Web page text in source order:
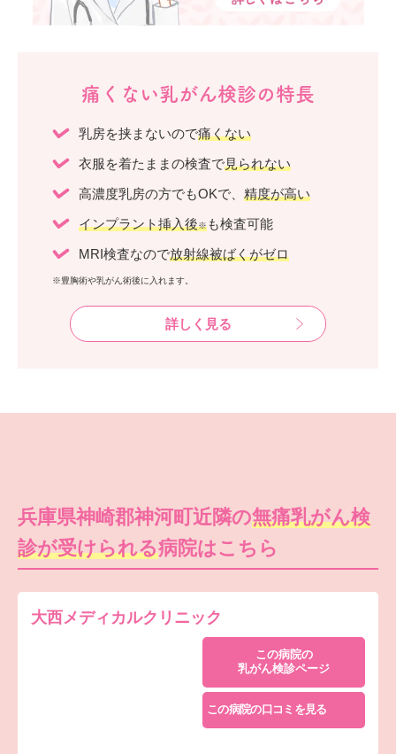
痛くない乳がん検診の特長
乳房を挟まないので痛くない
衣服を着たままの検査で見られない
高濃度乳房の方でもOKで、 精度が高い
インプラント挿入後※ も検査可能
MRI検査なので放射線被ばくがゼロ
※豊胸術や乳がん術後に入れます。
詳しく見る
兵庫県神崎郡神河町近隣の無痛乳がん検
診が受けられる病院はこちら
大西メディカルクリニック
この病院の
乳がん検診ページ
この病院の口コミを見る